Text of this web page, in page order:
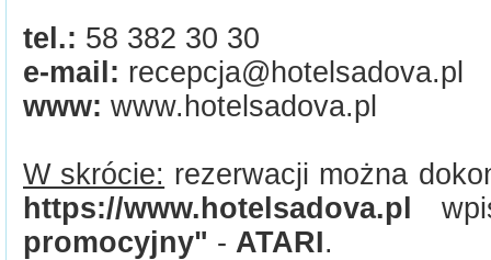
tel.: 58 382 30 30
e-mail: recepcja@hotelsadova.pl
www: www.hotelsadova.pl
W skrócie: rezerwacji można
https://www.hotelsadova.pl
promocyjny" - ATARI.